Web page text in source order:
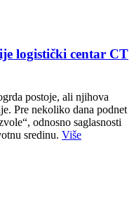
logistički centar CT
postoje, ali njihova
Pre nekoliko dana podnet
odnosno saglasnosti
sredinu. Više